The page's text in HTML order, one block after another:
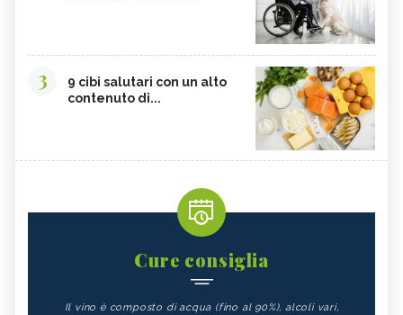
3
9 cibi salutari con un alto
contenuto di...
Cure consiglia
Il vino è composto di acqua (fino al 90%), alcoli vari,